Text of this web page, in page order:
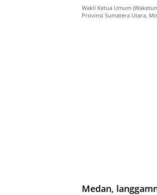
Wakil Ketua Umum
Provinsi Sumatera Utara,
Medan,